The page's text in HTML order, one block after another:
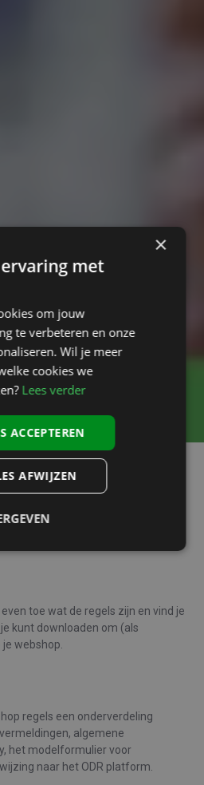
en daarmee ook het aantal
wat is het ODR platform en aan
toe wat de regels zijn en vind je
kunt downloaden om (als
webshop.
regels een onderverdeling
algemene
het modelformulier voor
naar het ODR platform.
×
met
om jouw
te verbeteren en onze
Wil je meer
cookies we
Lees verder
ACCEPTEREN
AFWIJZEN